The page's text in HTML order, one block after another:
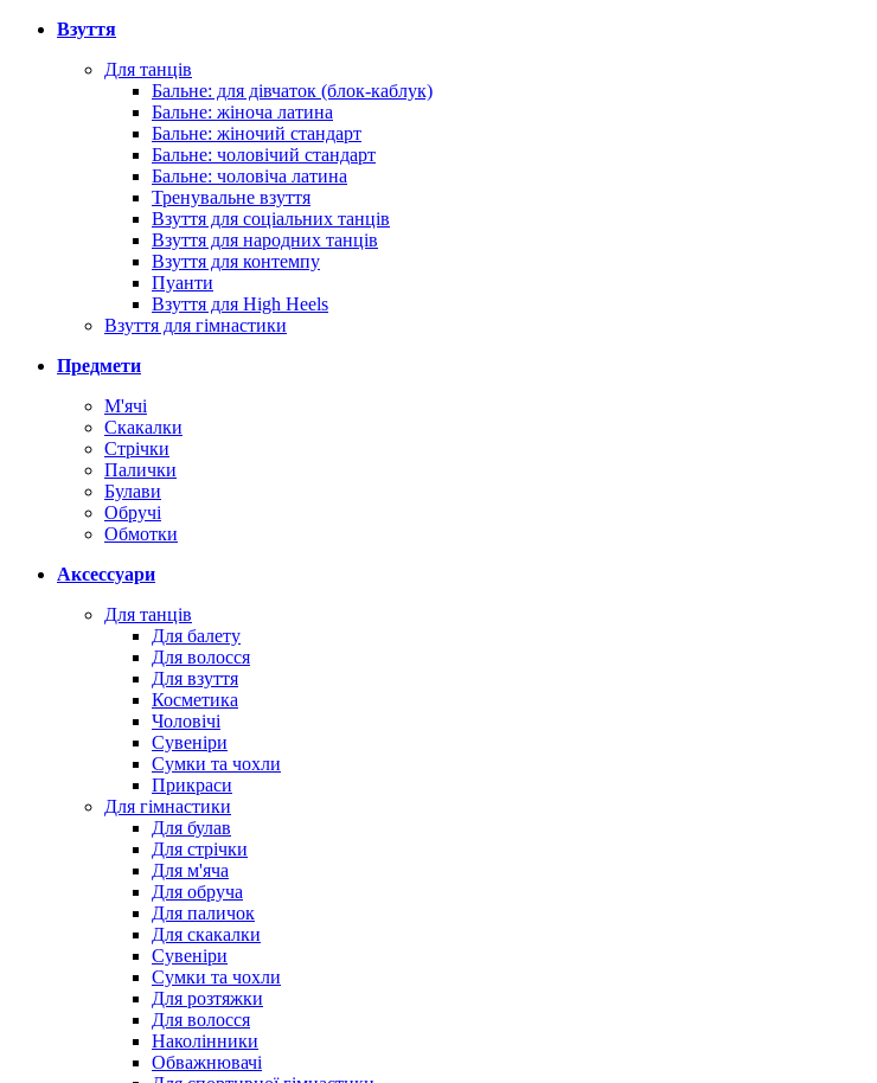
Взуття
Для танців
Бальне: для дівчаток (блок-каблук)
Бальне: жіноча латина
Бальне: жіночий стандарт
Бальне: чоловічий стандарт
Бальне: чоловіча латина
Тренувальне взуття
Взуття для соціальних танців
Взуття для народних танців
Взуття для контемпу
Пуанти
Взуття для High Heels
Взуття для гімнастики
Предмети
М'ячі
Скакалки
Стрічки
Палички
Булави
Обручі
Обмотки
Аксессуари
Для танців
Для балету
Для волосся
Для взуття
Косметика
Чоловічі
Сувеніри
Сумки та чохли
Прикраси
Для гімнастики
Для булав
Для стрічки
Для м'яча
Для обруча
Для паличок
Для скакалки
Сувеніри
Сумки та чохли
Для розтяжки
Для волосся
Наколінники
Обважнювачі